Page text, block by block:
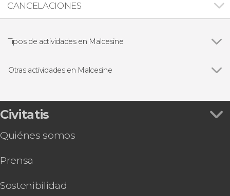
CANCELACIONES
Tipos de actividades en Malcesine
Otras actividades en Malcesine
vino y aceite
Civitatis
Quiénes somos
Prensa
Sostenibilidad